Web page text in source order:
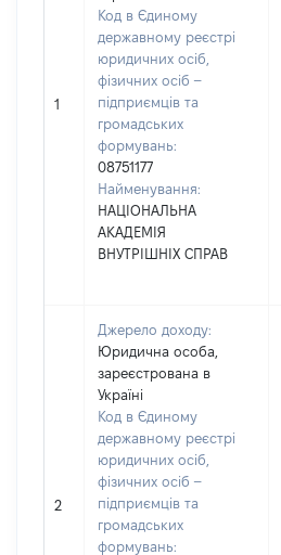
1
Код в Єдиному
державному реєстрі
юридичних осіб,
фізичних осіб –
підприємців та
громадських
формувань:
08751177
Найменування:
НАЦІОНАЛЬНА
АКАДЕМІЯ
ВНУТРІШНІХ СПРАВ
2
Джерело доходу:
Юридична особа,
зареєстрована в
Україні
Код в Єдиному
державному реєстрі
юридичних осіб,
фізичних осіб –
підприємців та
громадських
формувань: